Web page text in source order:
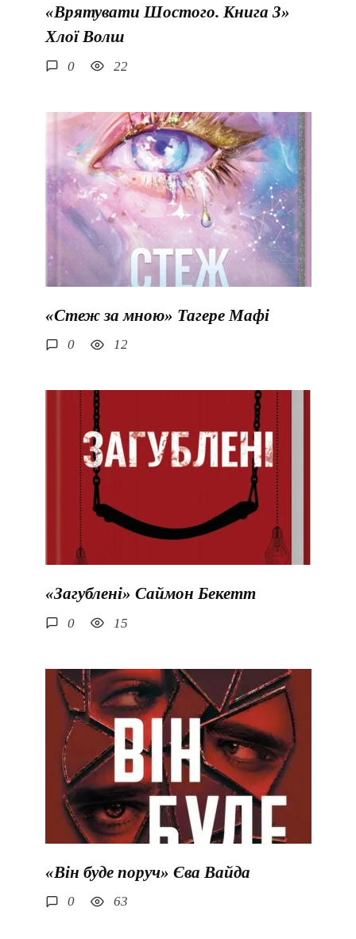
«Врятувати Шостого. Книга 3»
Хлої Волш
0 22
«Стеж за мною» Тагере Мафі
0 12
«Загублені» Саймон Бекетт
0 15
«Він буде поруч» Єва Вайда
0 63